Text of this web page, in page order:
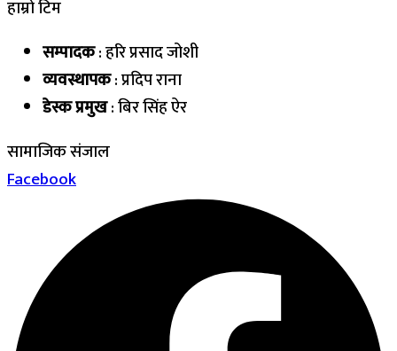
हाम्रो टिम
सम्पादक: हरि प्रसाद जोशी
व्यवस्थापक: प्रदिप राना
डेस्क प्रमुख: बिर सिंह ऐर
सामाजिक संजाल
Facebook